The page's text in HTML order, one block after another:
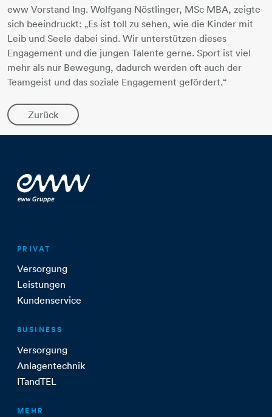
eww Vorstand Ing. Wolfgang Nöstlinger, MSc MBA, zeigte
sich beeindruckt: „Es ist toll zu sehen, wie die Kinder mit
Leib und Seele dabei sind. Wir unterstützen dieses
Engagement und die jungen Talente gerne. Sport ist viel
mehr als nur Bewegung, dadurch werden oft auch der
Teamgeist und das soziale Engagement gefördert.“
Zurück
PRIVAT
Versorgung
Leistungen
Kundenservice
BUSINESS
Versorgung
Anlagentechnik
ITandTEL
MEHR